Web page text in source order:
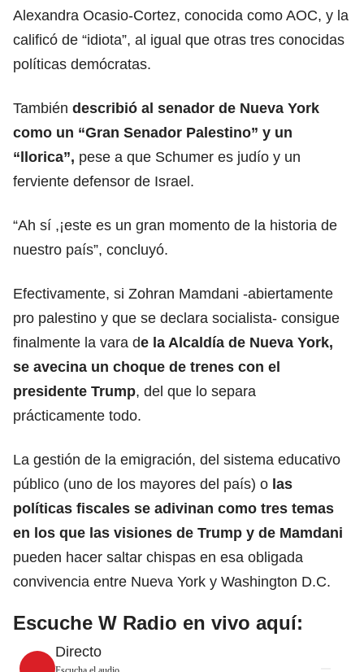
Alexandra Ocasio-Cortez, conocida como AOC, y la
calificó de “idiota”, al igual que otras tres conocidas
políticas demócratas.
También describió al senador de Nueva York
como un “Gran Senador Palestino” y un
“llorica”, pese a que Schumer es judío y un
ferviente defensor de Israel.
“Ah sí ,¡este es un gran momento de la historia de
nuestro país”, concluyó.
Efectivamente, si Zohran Mamdani -abiertamente
pro palestino y que se declara socialista- consigue
finalmente la vara de la Alcaldía de Nueva York,
se avecina un choque de trenes con el
presidente Trump, del que lo separa
prácticamente todo.
La gestión de la emigración, del sistema educativo
público (uno de los mayores del país) o las
políticas fiscales se adivinan como tres temas
en los que las visiones de Trump y de Mamdani
pueden hacer saltar chispas en esa obligada
convivencia entre Nueva York y Washington D.C.
Escuche W Radio en vivo aquí:
Directo